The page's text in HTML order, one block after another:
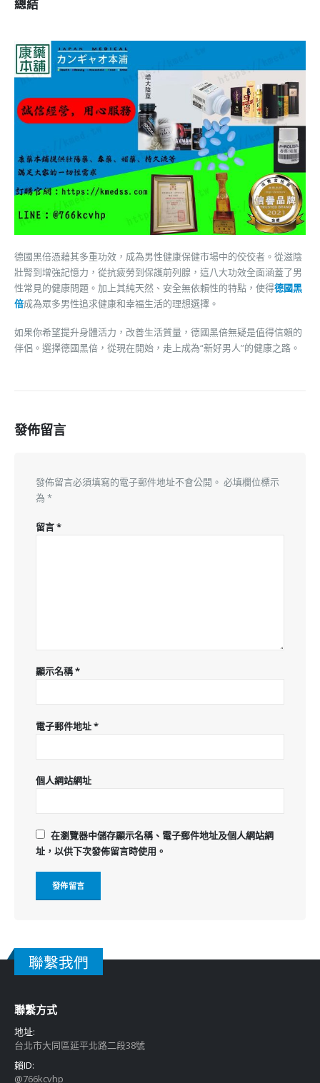
總結
德國黑倍憑藉其多重功效，成為男性健康保健市場中的佼佼者。從滋陰
壯腎到增強記憶力，從抗疲勞到保護前列腺，這八大功效全面涵蓋了男
性常見的健康問題。加上其純天然、安全無依賴性的特點，使得德國黑
倍成為眾多男性追求健康和幸福生活的理想選擇。
如果你希望提升身體活力，改善生活質量，德國黑倍無疑是值得信賴的
伴侶。選擇德國黑倍，從現在開始，走上成為“新好男人”的健康之路。
發佈留言
發佈留言必須填寫的電子郵件地址不會公開。 必填欄位標示
為 *
留言*
顯示名稱*
電子郵件地址*
個人網站網址
在瀏覽器中儲存顯示名稱、電子郵件地址及個人網站網
址，以供下次發佈留言時使用。
聯繫我們
聯繫方式
地址:
台北市大同區延平北路二段38號
賴ID:
@766kcvhp